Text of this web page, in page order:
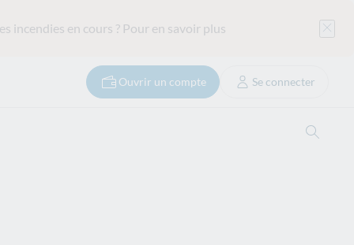
incendies en cours ? Pour en savoir plus
Ouvrir un compte Se connecter